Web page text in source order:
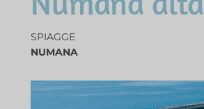
SPIAGGE
NUMANA